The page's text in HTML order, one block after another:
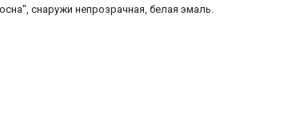
снаружи непрозрачная, белая эмаль.